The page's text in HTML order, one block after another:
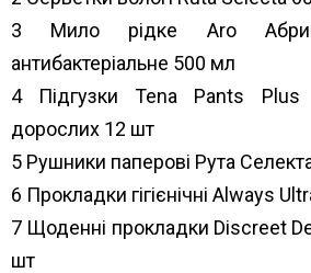
3 Мило рідке Aro
антибактеріальне 500 мл
4 Підгузки Tena Pants
дорослих 12 шт
5 Рушники паперові Рута
6 Прокладки гігієнічні Always
7 Щоденні прокладки Discreet
шт